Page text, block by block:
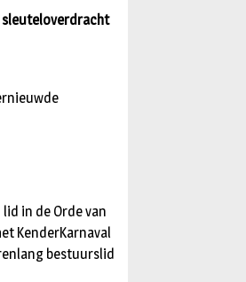
sleuteloverdracht
in de Orde van
KenderKarnaval
bestuurslid